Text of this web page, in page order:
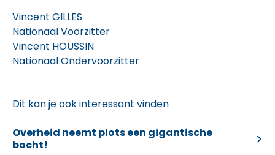
Vincent GILLES
Nationaal Voorzitter
Vincent HOUSSIN
Nationaal Ondervoorzitter
Dit kan je ook interessant vinden
Overheid neemt plots een gigantische
bocht!